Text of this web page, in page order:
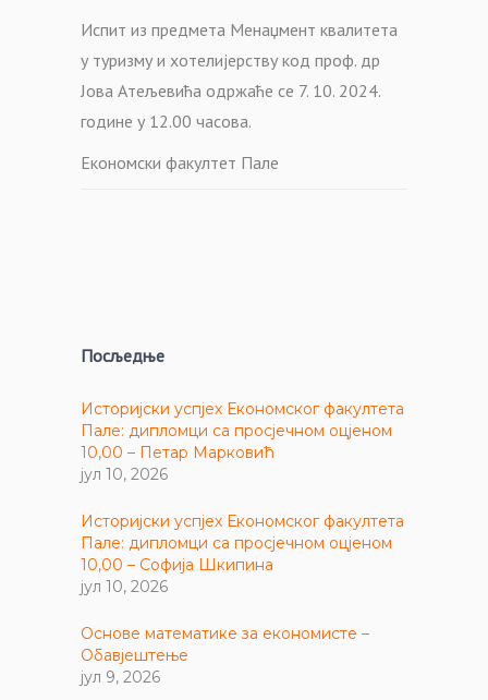
Испит из предмета Менаџмент квалитета
у туризму и хотелијерству код проф. др
Јова Атељевића одржаће се 7. 10. 2024.
године у 12.00 часова.
Економски факултет Пале
Посљедње
Историјски успјех Економског факултета
Пале: дипломци са просјечном оцјеном
10,00 – Петар Марковић
јул 10, 2026
Историјски успјех Економског факултета
Пале: дипломци са просјечном оцјеном
10,00 – Софија Шкипина
јул 10, 2026
Основе математике за економисте –
Обавјештење
јул 9, 2026